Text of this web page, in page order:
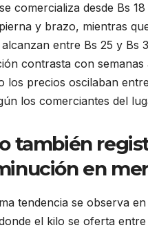
comercializa desde Bs
y brazo, mientras
alcanzan entre Bs 25 y Bs
contrasta con semanas
los precios oscilaban
los comerciantes del
también
en
tendencia se observa
el kilo se oferta entre